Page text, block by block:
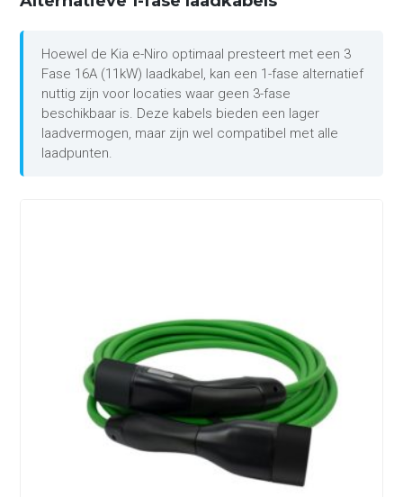
Hoewel de Kia e-Niro optimaal presteert met een 3
Fase 16A (11kW) laadkabel, kan een 1-fase alternatief
nuttig zijn voor locaties waar geen 3-fase
beschikbaar is. Deze kabels bieden een lager
laadvermogen, maar zijn wel compatibel met alle
laadpunten.